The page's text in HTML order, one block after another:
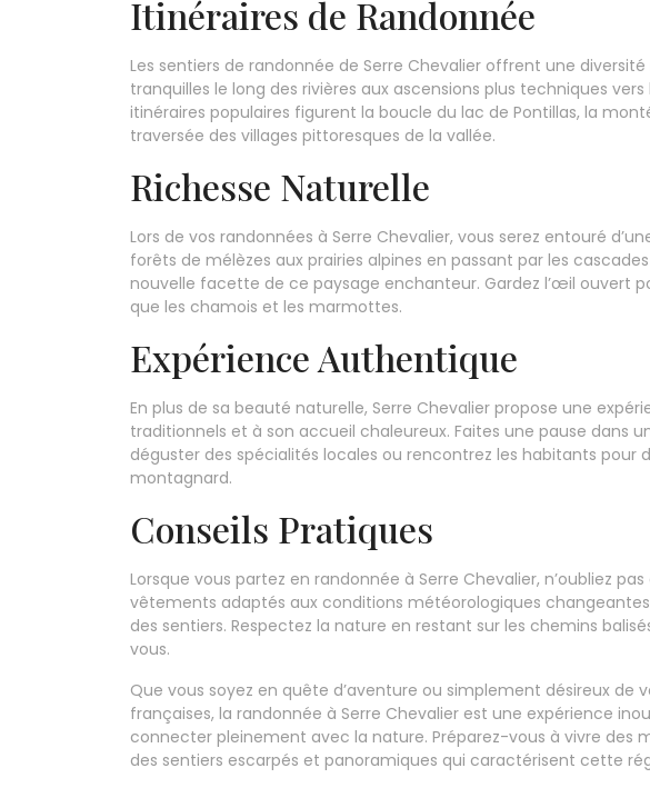
Itinéraires de Randonnée
Les sentiers de randonnée de Serre Chevalier offrent une
tranquilles le long des rivières aux ascensions plus techniques
itinéraires populaires figurent la boucle du lac de Pontillas, la
traversée des villages pittoresques de la vallée.
Richesse Naturelle
Lors de vos randonnées à Serre Chevalier, vous serez entouré
forêts de mélèzes aux prairies alpines en passant par les
nouvelle facette de ce paysage enchanteur. Gardez l’œil ouvert
que les chamois et les marmottes.
Expérience Authentique
En plus de sa beauté naturelle, Serre Chevalier propose une
traditionnels et à son accueil chaleureux. Faites une pause dans
déguster des spécialités locales ou rencontrez les habitants pour
montagnard.
Conseils Pratiques
Lorsque vous partez en randonnée à Serre Chevalier, n’oubliez
vêtements adaptés aux conditions météorologiques
des sentiers. Respectez la nature en restant sur les chemins
vous.
Que vous soyez en quête d’aventure ou simplement désireux de
françaises, la randonnée à Serre Chevalier est une expérience
connecter pleinement avec la nature. Préparez-vous à vivre des
des sentiers escarpés et panoramiques qui caractérisent cette